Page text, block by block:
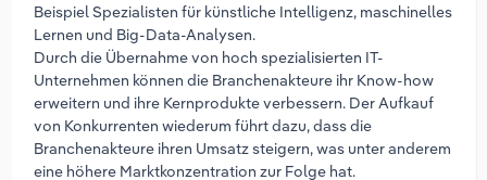
Beispiel Spezialisten für künstliche Intelligenz, maschinelles
Lernen und Big-Data-Analysen.
Durch die Übernahme von hoch spezialisierten IT-
Unternehmen können die Branchenakteure ihr Know-how
erweitern und ihre Kernprodukte verbessern. Der Aufkauf
von Konkurrenten wiederum führt dazu, dass die
Branchenakteure ihren Umsatz steigern, was unter anderem
eine höhere Marktkonzentration zur Folge hat.